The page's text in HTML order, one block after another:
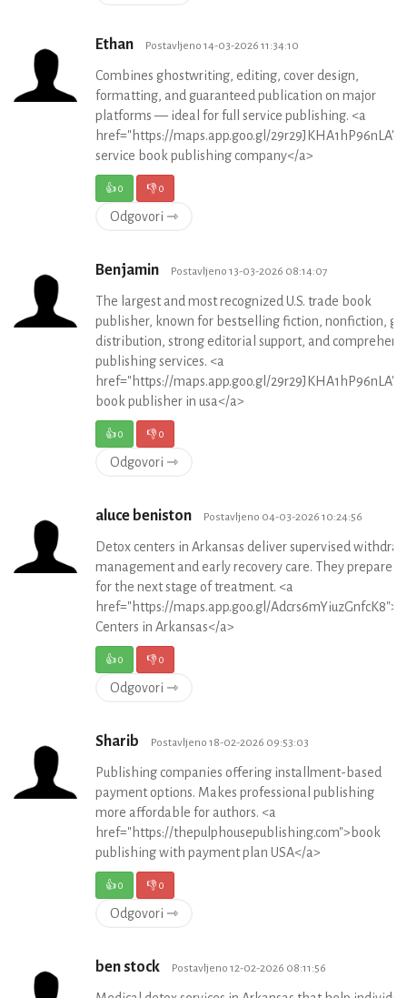
Ethan Postavljeno 14-03-2026 11:34:10
Combines ghostwriting, editing, cover design,
formatting, and guaranteed publication on major
platforms — ideal for full service publishing. <a
href="https://maps.app.goo.gl/
service book publishing company</a>
👍0 👎0
Odgovori ⇾
Benjamin Postavljeno 13-03-2026 08:14:07
The largest and most recognized U.S. trade book
publisher, known for bestselling fiction, nonfiction,
distribution, strong editorial support, and
publishing services. <a
href="https://maps.app.goo.gl/
book publisher in usa</a>
👍0 👎0
Odgovori ⇾
aluce beniston Postavljeno 04-03-2026 10:24:56
Detox centers in Arkansas deliver supervised
management and early recovery care. They prepare
for the next stage of treatment. <a
href="https://maps.app.goo.gl/
Centers in Arkansas</a>
👍0 👎0
Odgovori ⇾
Sharib Postavljeno 18-02-2026 09:53:03
Publishing companies offering installment-based
payment options. Makes professional publishing
more affordable for authors. <a
href="https://thepulphousepublishing.com">book
publishing with payment plan USA</a>
👍0 👎0
Odgovori ⇾
ben stock Postavljeno 12-02-2026 08:11:56